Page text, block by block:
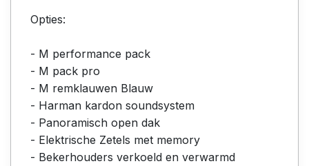
Opties:
- M performance pack
- M pack pro
- M remklauwen Blauw
- Harman kardon soundsystem
- Panoramisch open dak
- Elektrische Zetels met memory
- Bekerhouders verkoeld en verwarmd